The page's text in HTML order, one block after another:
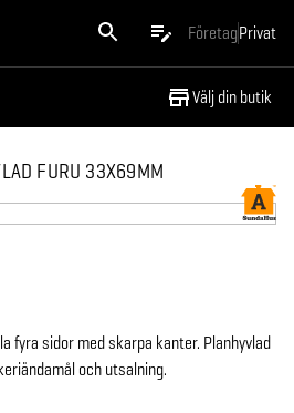
FöretagPrivat
Välj din butik
FURU 33X69MM
fyra sidor med skarpa kanter. Planhyvlad
och utsalning.